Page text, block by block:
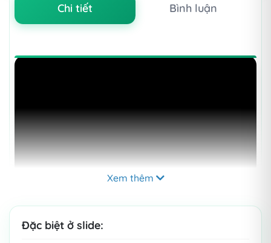
Chi tiết Bình luận
Xem thêm
Đặc biệt ở slide: